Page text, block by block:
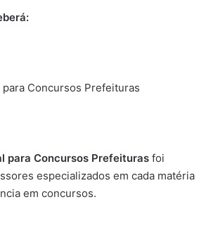
Concursos Prefeituras
para Concursos Prefeituras foi
especializados em cada matéria
em concursos.